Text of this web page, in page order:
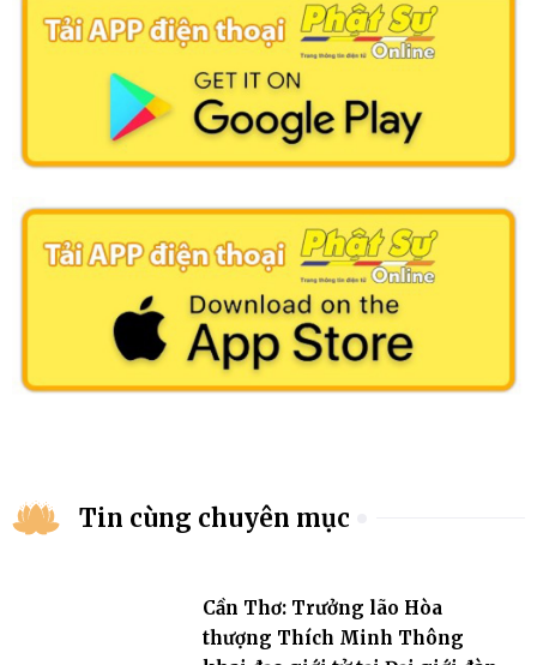
Tin cùng chuyên mục
Cần Thơ: Trưởng lão Hòa
thượng Thích Minh Thông